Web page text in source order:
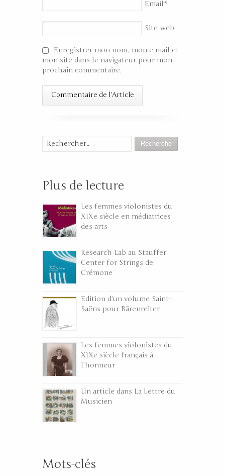
Email*
Site web
Enregistrer mon nom, mon e-mail et
mon site dans le navigateur pour mon
prochain commentaire.
Recherche
Plus de lecture
Les femmes violonistes du
XIXe siècle en médiatrices
des arts
Research Lab au Stauffer
Center for Strings de
Crémone
Edition d’un volume Saint-
Saëns pour Bärenreiter
Les femmes violonistes du
XIXe siècle français à
l’honneur
Un article dans La Lettre du
Musicien
Mots-clés